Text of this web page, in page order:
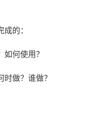
的：
何使用？
做？谁做？